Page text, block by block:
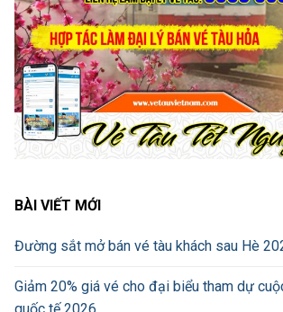
BÀI VIẾT MỚI
Đường sắt mở bán vé tàu khách sau Hè
Giảm 20% giá vé cho đại biểu tham dự